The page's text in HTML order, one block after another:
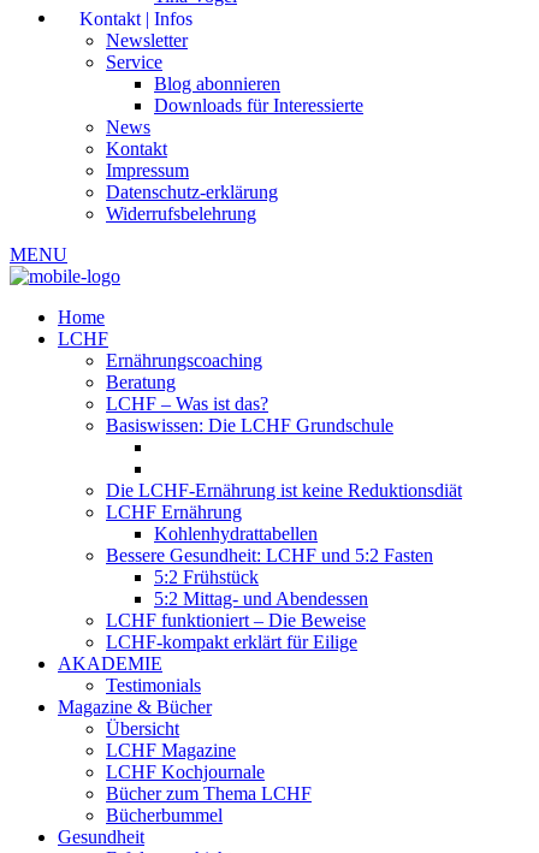
Kontakt | Infos
Newsletter
Service
Blog abonnieren
Downloads für Interessierte
News
Kontakt
Impressum
Datenschutz-erklärung
Widerrufsbelehrung
MENU
Home
LCHF
Ernährungscoaching
Beratung
LCHF – Was ist das?
Basiswissen: Die LCHF Grundschule
Die LCHF-Ernährung ist keine Reduktionsdiät
LCHF Ernährung
Kohlenhydrattabellen
Bessere Gesundheit: LCHF und 5:2 Fasten
5:2 Frühstück
5:2 Mittag- und Abendessen
LCHF funktioniert – Die Beweise
LCHF-kompakt erklärt für Eilige
AKADEMIE
Testimonials
Magazine & Bücher
Übersicht
LCHF Magazine
LCHF Kochjournale
Bücher zum Thema LCHF
Bücherbummel
Gesundheit